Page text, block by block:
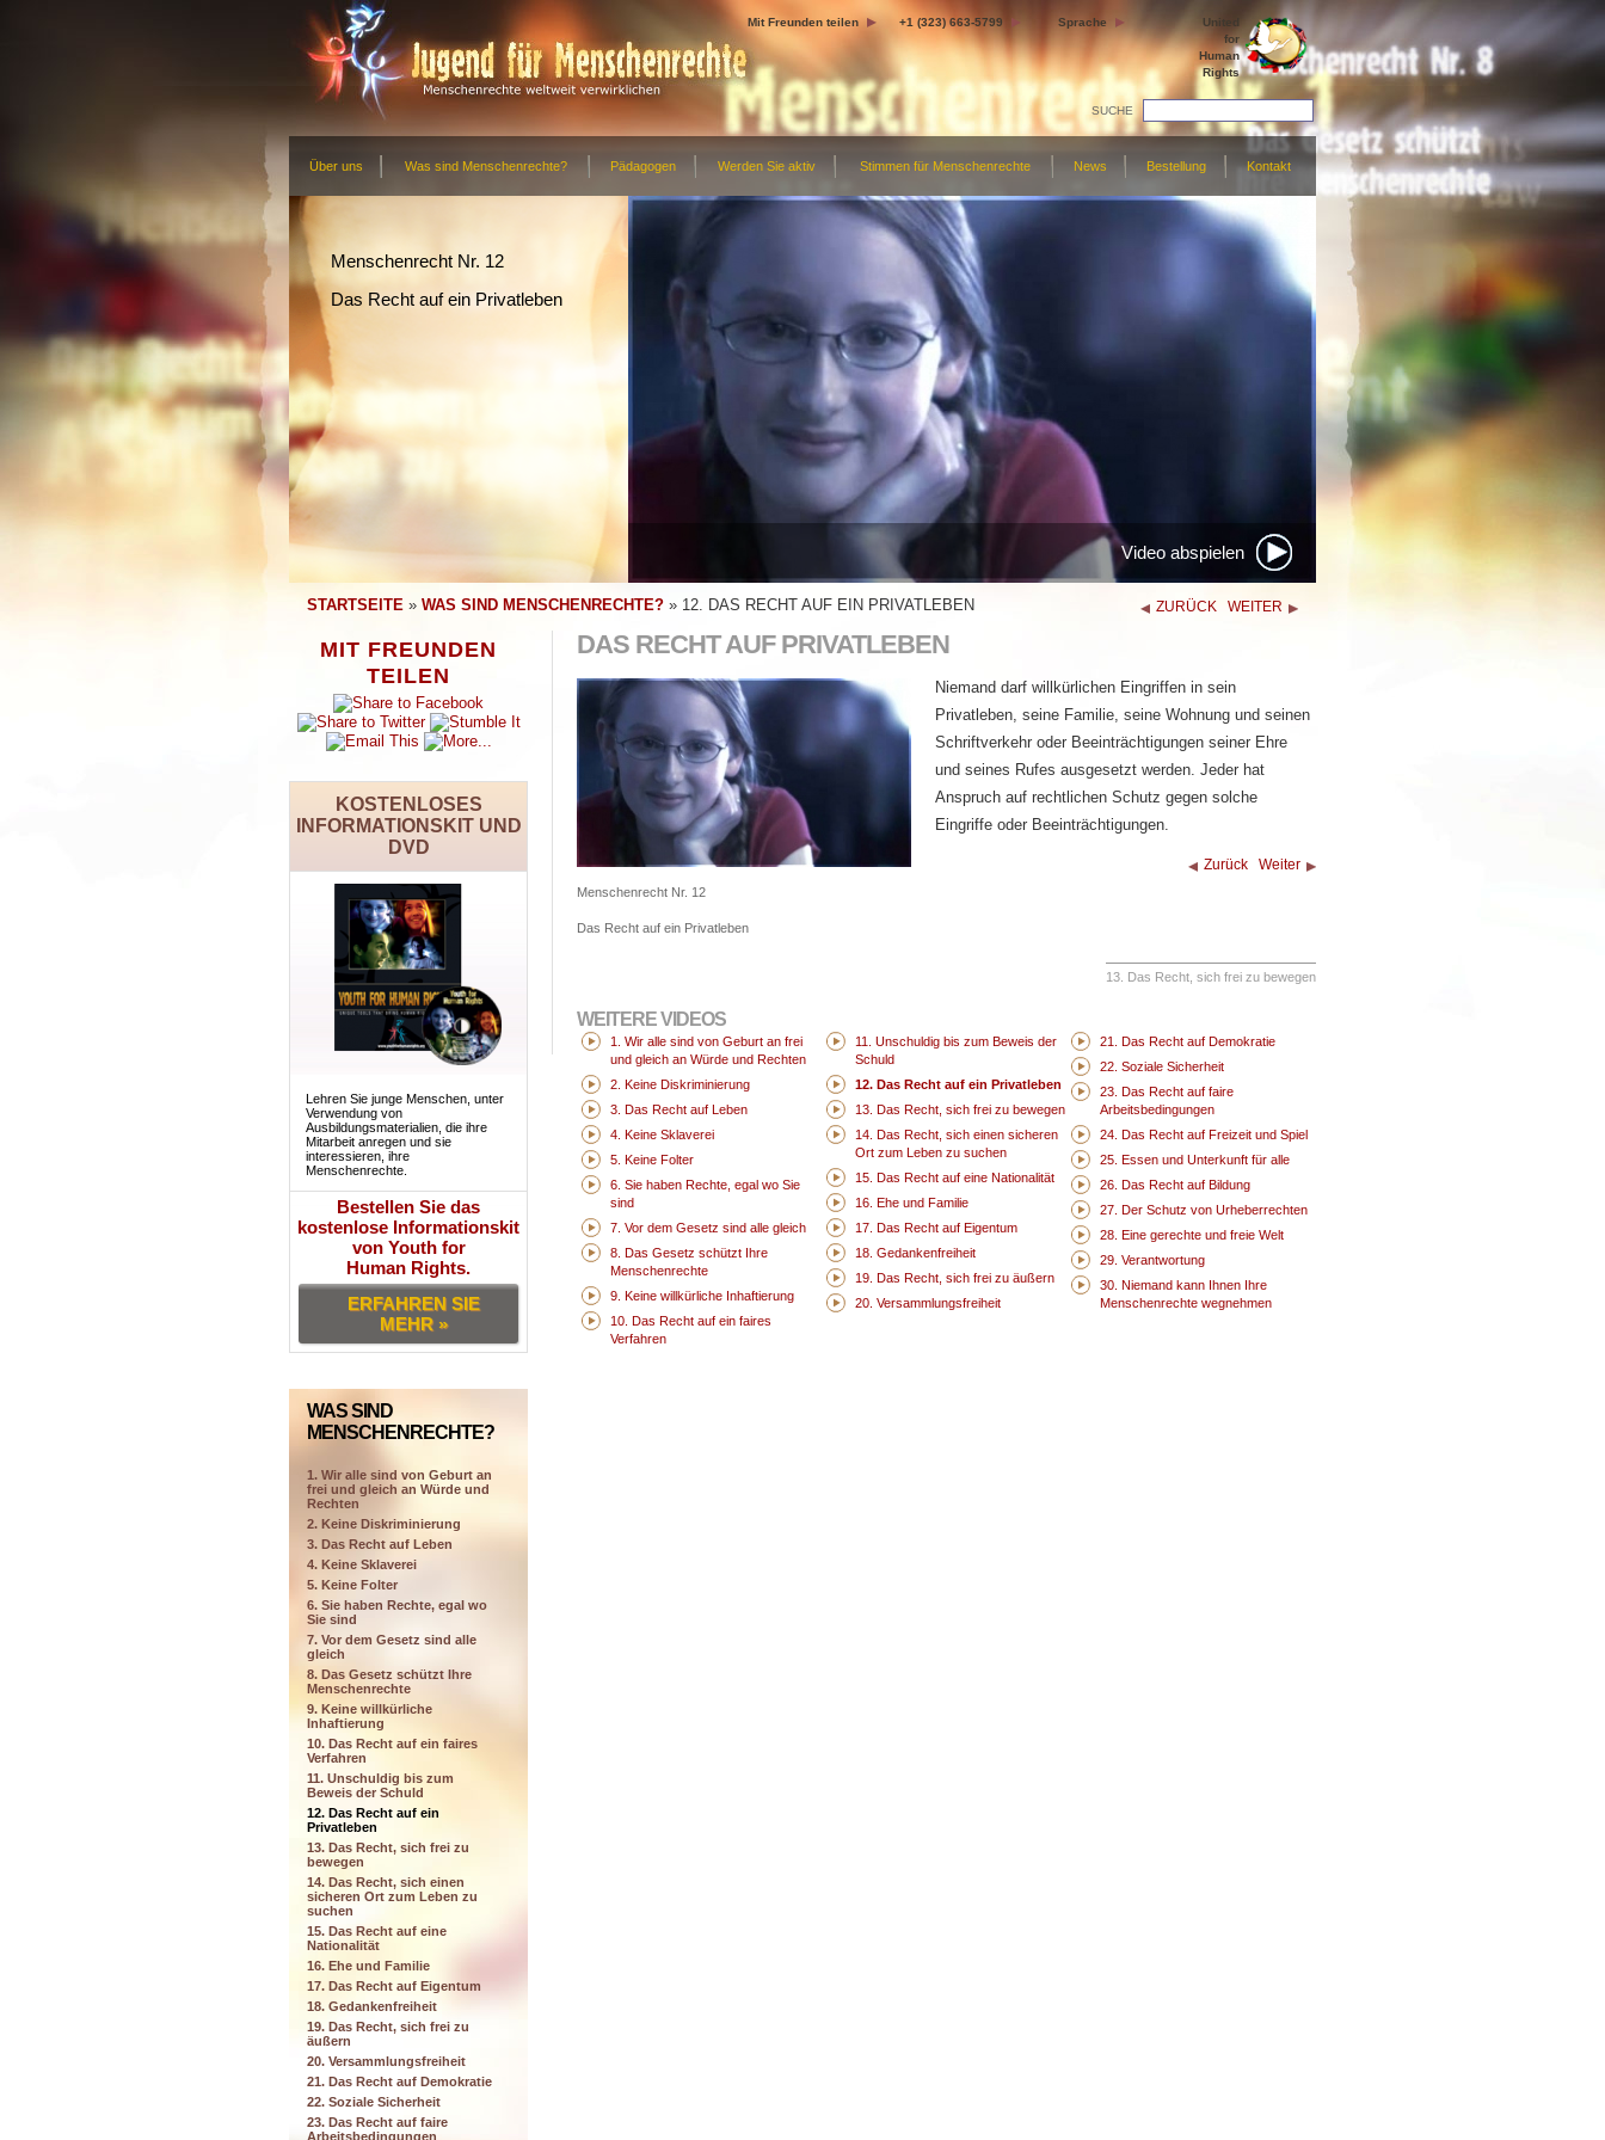
Mit Freunden teilen +1 (323) 663-5799 Sprache
United
for
Human
Rights
SUCHE
Über uns Was sind Menschenrechte? Pädagogen Werden Sie aktiv Stimmen für Menschenrechte News Bestellung Kontakt
Menschenrecht Nr. 12
Das Recht auf ein Privatleben
Video abspielen
STARTSEITE » WAS SIND MENSCHENRECHTE? » 12. DAS RECHT AUF EIN PRIVATLEBEN ZURÜCK WEITER
MIT FREUNDEN
TEILEN
KOSTENLOSES
INFORMATIONSKIT UND
DVD
Lehren Sie junge Menschen, unter
Verwendung von
Ausbildungsmaterialien, die ihre
Mitarbeit anregen und sie
interessieren, ihre
Menschenrechte.
Bestellen Sie das
kostenlose Informationskit
von Youth for
Human Rights.
ERFAHREN SIE
MEHR »
WAS SIND
MENSCHENRECHTE?
1. Wir alle sind von Geburt an
frei und gleich an Würde und
Rechten
2. Keine Diskriminierung
3. Das Recht auf Leben
4. Keine Sklaverei
5. Keine Folter
6. Sie haben Rechte, egal wo
Sie sind
7. Vor dem Gesetz sind alle
gleich
8. Das Gesetz schützt Ihre
Menschenrechte
9. Keine willkürliche
Inhaftierung
10. Das Recht auf ein faires
Verfahren
11. Unschuldig bis zum
Beweis der Schuld
12. Das Recht auf ein
Privatleben
13. Das Recht, sich frei zu
bewegen
14. Das Recht, sich einen
sicheren Ort zum Leben zu
suchen
15. Das Recht auf eine
Nationalität
16. Ehe und Familie
17. Das Recht auf Eigentum
18. Gedankenfreiheit
19. Das Recht, sich frei zu
äußern
20. Versammlungsfreiheit
21. Das Recht auf Demokratie
22. Soziale Sicherheit
23. Das Recht auf faire
Arbeitsbedingungen
DAS RECHT AUF PRIVATLEBEN
Menschenrecht Nr. 12
Das Recht auf ein Privatleben
Niemand darf willkürlichen Eingriffen in sein
Privatleben, seine Familie, seine Wohnung und seinen
Schriftverkehr oder Beeinträchtigungen seiner Ehre
und seines Rufes ausgesetzt werden. Jeder hat
Anspruch auf rechtlichen Schutz gegen solche
Eingriffe oder Beeinträchtigungen.
Zurück Weiter
13. Das Recht, sich frei zu bewegen
WEITERE VIDEOS
1. Wir alle sind von Geburt an frei
und gleich an Würde und Rechten
2. Keine Diskriminierung
3. Das Recht auf Leben
4. Keine Sklaverei
5. Keine Folter
6. Sie haben Rechte, egal wo Sie
sind
7. Vor dem Gesetz sind alle gleich
8. Das Gesetz schützt Ihre
Menschenrechte
9. Keine willkürliche Inhaftierung
10. Das Recht auf ein faires
Verfahren
11. Unschuldig bis zum Beweis der
Schuld
12. Das Recht auf ein Privatleben
13. Das Recht, sich frei zu bewegen
14. Das Recht, sich einen sicheren
Ort zum Leben zu suchen
15. Das Recht auf eine Nationalität
16. Ehe und Familie
17. Das Recht auf Eigentum
18. Gedankenfreiheit
19. Das Recht, sich frei zu äußern
20. Versammlungsfreiheit
21. Das Recht auf Demokratie
22. Soziale Sicherheit
23. Das Recht auf faire
Arbeitsbedingungen
24. Das Recht auf Freizeit und Spiel
25. Essen und Unterkunft für alle
26. Das Recht auf Bildung
27. Der Schutz von Urheberrechten
28. Eine gerechte und freie Welt
29. Verantwortung
30. Niemand kann Ihnen Ihre
Menschenrechte wegnehmen